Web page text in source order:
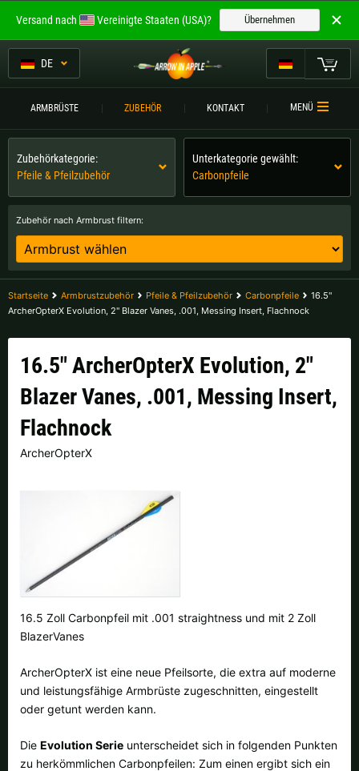
DE
ARMBRÜSTE ZUBEHÖR KONTAKT MENÜ
Zubehör nach Armbrust filtern:
Zubehörkategorie:
Pfeile & Pfeilzubehör
Unterkategorie gewählt:
Carbonpfeile
Startseite Armbrustzubehör Pfeile & Pfeilzubehör Carbonpfeile
16.5"
ArcherOpterX Evolution, 2" Blazer Vanes, .001, Messing Insert, Flachnock
16.5" ArcherOpterX Evolution, 2"
Blazer Vanes, .001, Messing Insert,
Flachnock
ArcherOpterX
16.5 Zoll Carbonpfeil mit .001 straightness und mit 2 Zoll
BlazerVanes
ArcherOpterX ist eine neue Pfeilsorte, die extra auf moderne
und leistungsfähige Armbrüste zugeschnitten, eingestellt
oder getunt werden kann.
Die Evolution Serie unterscheidet sich in folgenden Punkten
zu herkömmlichen Carbonpfeilen: Zum einen ergibt sich ein
Willkommen bei
ARROW IN APPLE
Die besten Armbrüste.
Bitte wählen Sie Ihre Sprache aus:
Englisch Deutsch (DE)
Deutsch (AT) Deutsch (CH)
Bitte wählen Sie Ihre Versandregion:
Belgien |€ Bulgarien |лв
Finnland |€ Frankreich |€
Italien | € Kroatien |kn
Schweiz |Fr.
Tschechien | Kč Ungarn |
Ok
Versand nach Vereinigte Staaten (USA)? Übernehmen
Mein Warenkorb
ARMBRÜSTE
ARMBRUSTVERGLEICH
ZUBEHÖR
KONTAKT